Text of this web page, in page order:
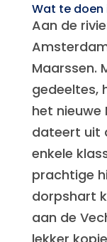
Wat te doen
Aan de
Maarssen.
gedeeltes,
het nieuwe
dateert uit
enkele
prachtige
dorpshart
aan de